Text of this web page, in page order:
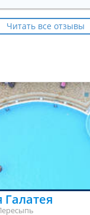
Читать все отзывы